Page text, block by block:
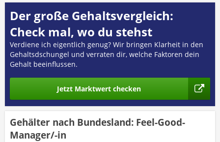
Der große Gehaltsvergleich:
Check mal, wo du stehst
Verdiene ich eigentlich genug? Wir bringen Klarheit in den
Gehaltsdschungel und verraten dir, welche Faktoren dein
Gehalt beeinflussen.
Jetzt Marktwert checken
Gehälter nach Bundesland: Feel-Good-
Manager/-in